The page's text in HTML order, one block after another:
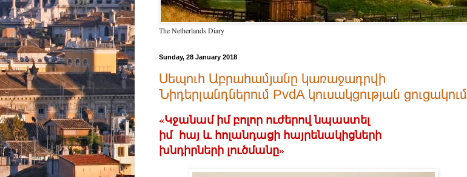
The Netherlands Diary
Sunday, 28 January 2018
Սեպուհ Աբրահամյանը կառաջադրվի
Նիդերլանդներում PvdA կուսակցության ցուցակում
«Կջանամ իմ բոլոր ուժերով նպաստել
իմ հայ և հոլանդացի հայրենակիցների
խնդիրների լուծմանը»